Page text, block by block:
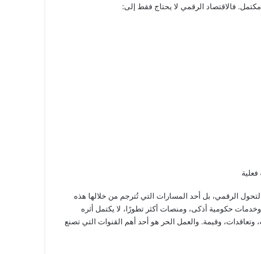
فالاقتصاد الرقمي لا يحتاج فقط إلى:
الرقمي، بل أحد المسارات التي تُترجم من خلالها هذه
حكومية أذكى، ومنصات أكثر تطورًا، لا يكتمل أثره
وتعاقدات، وقيمة. والعمل الحر هو أحد أهم القنوات التي تصنع